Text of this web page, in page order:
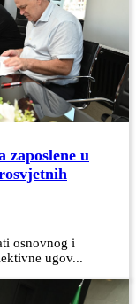
zaposlene u
osnovnog i
ugov...